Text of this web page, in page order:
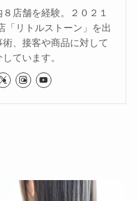
店舗を経験。２０２１
「リトルストーン」を出
、接客や商品に対して
ています。